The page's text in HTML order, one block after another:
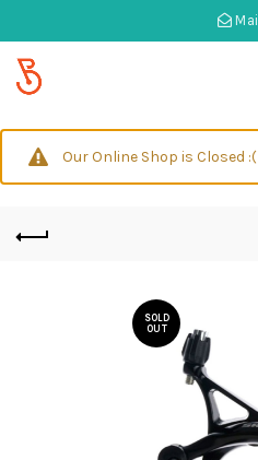
Mail
Our Online Shop is Closed :(
SOLD
OUT